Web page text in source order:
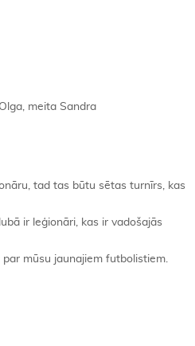
meita Sandra
tad tas būtu sētas turnīrs, kas
ir leģionāri, kas ir vadošajās
mūsu jaunajiem futbolistiem.